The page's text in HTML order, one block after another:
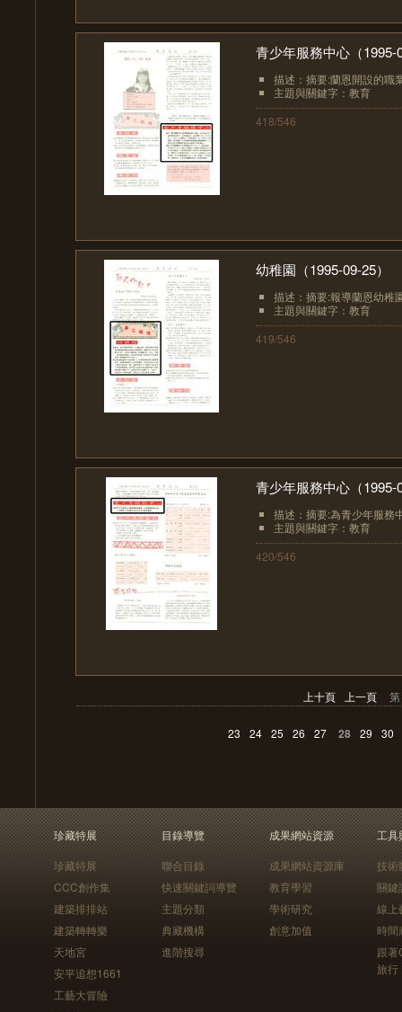
青少年服務中心（1995-
描述：摘要:蘭恩開設的職
主題與關鍵字：教育
418/546
幼稚園（1995-09-25）
描述：摘要:報導蘭恩幼稚
主題與關鍵字：教育
419/546
青少年服務中心（1995-
描述：摘要:為青少年服務
主題與關鍵字：教育
420/546
上十頁 上一頁
23 24 25 26 27 28 29 30
珍藏特展
珍藏特展
CCC創作集
建築排排站
建築轉轉樂
天地宮
安平追想1661
工藝大冒險
目錄導覽
聯合目錄
快速關鍵詞導覽
主題分類
典藏機構
進階搜尋
成果網站資源
成果網站資源庫
教育學習
學術研究
創意加值
工具
技術
關鍵
線上
時間
跟
旅行